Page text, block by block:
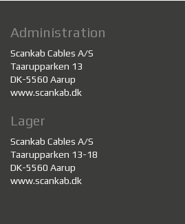
Administration
Scankab Cables A/S
Taarupparken 13
DK-5560 Aarup
www.scankab.dk
Lager
Scankab Cables A/S
Taarupparken 13-18
DK-5560 Aarup
www.scankab.dk